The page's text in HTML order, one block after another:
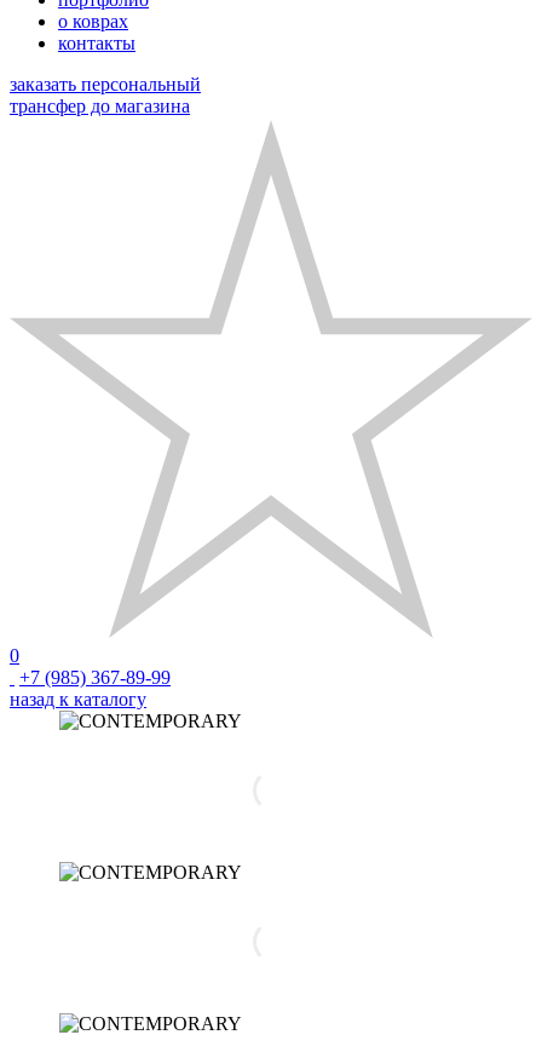
о коврах
контакты
заказать персональный
трансфер до магазина
0
+7 (985) 367-89-99
назад к каталогу